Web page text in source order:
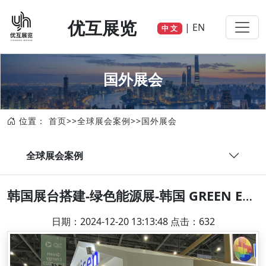
优互展览 中 文 | EN
国外展会
位置： 首页>>全球展会案例>>国外展会
全球展会案例
韩国展台搭建-绿色能源展-韩国 GREEN ENERGY EXPO IN KOREA
日期：2024-12-20 13:13:48 点击：632